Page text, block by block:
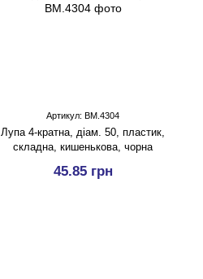
Артикул: BM.4304
Лупа 4-кратна, діам. 50, пластик,
складна, кишенькова, чорна
45.85 грн